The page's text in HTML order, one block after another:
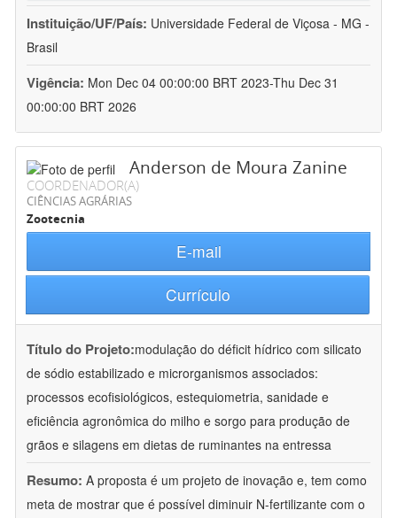
Instituição/UF/País: Universidade Federal de Viçosa - MG -
Brasil
Vigência: Mon Dec 04 00:00:00 BRT 2023-Thu Dec 31
00:00:00 BRT 2026
Anderson de Moura Zanine
COORDENADOR(A)
CIÊNCIAS AGRÁRIAS
Zootecnia
E-mail
Currículo
Título do Projeto:modulação do déficit hídrico com silicato
de sódio estabilizado e microrganismos associados:
processos ecofisiológicos, estequiometria, sanidade e
eficiência agronômica do milho e sorgo para produção de
grãos e silagens em dietas de ruminantes na entressa
Resumo: A proposta é um projeto de inovação e, tem como
meta de mostrar que é possível diminuir N-fertilizante com o